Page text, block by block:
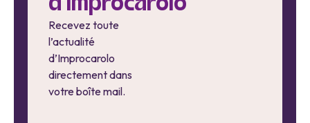
Recevez toute
l’actualité
d’Improcarolo
directement dans
votre boîte mail.